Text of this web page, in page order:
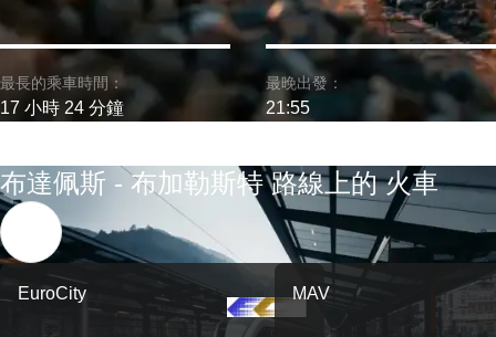
最長的乘車時間：
17 小時 24 分鐘
最晚出發：
21:55
布達佩斯 - 布加勒斯特 路線上的 火車
EuroCity MAV